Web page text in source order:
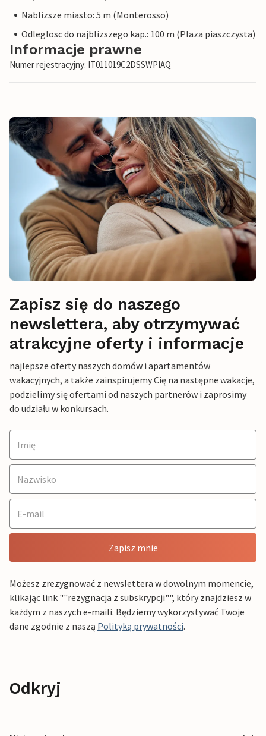
Nablizsze miasto: 5 m (Monterosso)
Odleglosc do najblizszego kap.: 100 m (Plaza piaszczysta)
Informacje prawne
Numer rejestracyjny: IT011019C2DSSWPIAQ
Zapisz się do naszego
newslettera, aby otrzymywać
atrakcyjne oferty i informacje
najlepsze oferty naszych domów i apartamentów
wakacyjnych, a także zainspirujemy Cię na następne wakacje,
podzielimy się ofertami od naszych partnerów i zaprosimy
do udziału w konkursach.
Zapisz mnie
Możesz zrezygnować z newslettera w dowolnym momencie,
klikając link ""rezygnacja z subskrypcji"", który znajdziesz w
każdym z naszych e-maili. Będziemy wykorzystywać Twoje
dane zgodnie z naszą Polityką prywatności.
Odkryj